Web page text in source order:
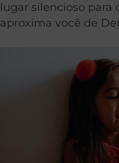
lugar silencioso para
aproxima você de